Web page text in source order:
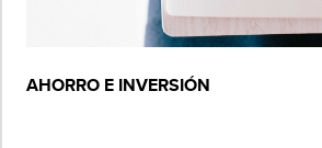
AHORRO E INVERSIÓN